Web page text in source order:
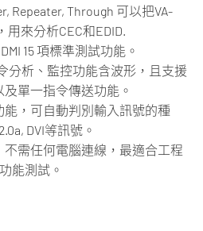
Repeater, Through 可以把VA-
用來分析CEC和EDID.
15 項標準測試功能。
分析、監控功能含波形，且支援
及單一指令傳送功能。
，可自動判別輸入訊號的種
DVI等訊號。
需任何電腦連線，最適合工程
能測試。